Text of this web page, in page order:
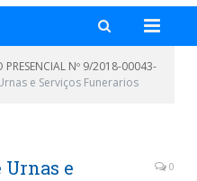
PRESENCIAL Nº 9/2018-00043-
e Serviços Funerarios
e
0